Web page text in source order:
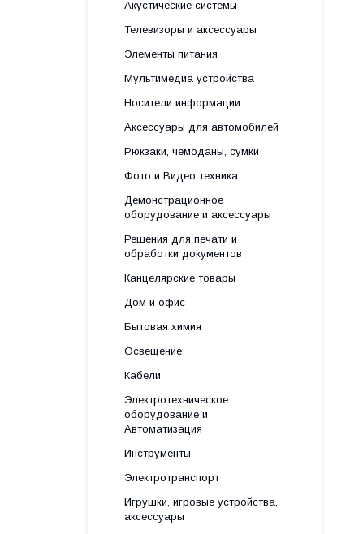
Акустические системы
Телевизоры и аксессуары
Элементы питания
Мультимедиа устройства
Носители информации
Аксессуары для автомобилей
Рюкзаки, чемоданы, сумки
Фото и Видео техника
Демонстрационное
оборудование и аксессуары
Решения для печати и
обработки документов
Канцелярские товары
Дом и офис
Бытовая химия
Освещение
Кабели
Электротехническое
оборудование и
Автоматизация
Инструменты
Электротранспорт
Игрушки, игровые устройства,
аксессуары